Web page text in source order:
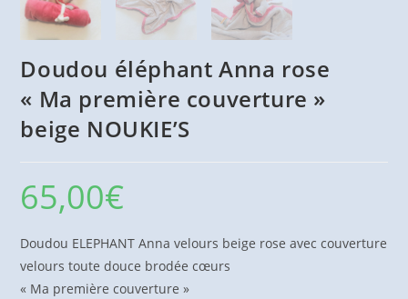
Doudou éléphant Anna rose
« Ma première couverture »
beige NOUKIE’S
65,00€
Doudou ELEPHANT Anna velours beige rose avec couverture
velours toute douce brodée cœurs
« Ma première couverture »